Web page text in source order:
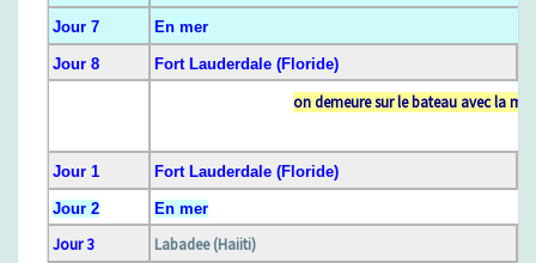
Ï
B
E
S
T
E
T
Jour 7 En mer
Jour 8 Fort Lauderdale (Floride)
on demeure sur le bateau avec la
Jour 1 Fort Lauderdale (Floride)
Jour 2 En mer
Jour 3 Labadee (Haiiti)